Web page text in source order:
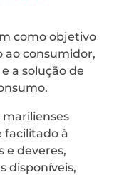
como objetivo
ao consumidor,
a solução de
marilienses
facilitado à
e deveres,
disponíveis,